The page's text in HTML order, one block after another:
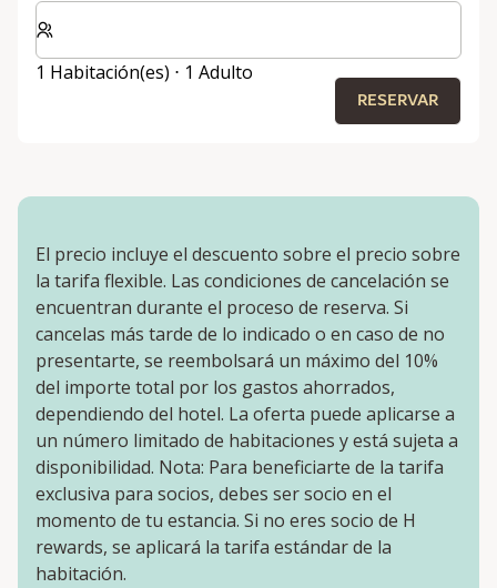
Seleccione el número de habitaciones y huéspedes
1 Habitación(es) ⋅ 1 Adulto
RESERVAR
El precio incluye el descuento sobre el precio sobre
la tarifa flexible. Las condiciones de cancelación se
encuentran durante el proceso de reserva. Si
cancelas más tarde de lo indicado o en caso de no
presentarte, se reembolsará un máximo del 10%
del importe total por los gastos ahorrados,
dependiendo del hotel. La oferta puede aplicarse a
un número limitado de habitaciones y está sujeta a
disponibilidad. Nota: Para beneficiarte de la tarifa
exclusiva para socios, debes ser socio en el
momento de tu estancia. Si no eres socio de H
rewards, se aplicará la tarifa estándar de la
habitación.